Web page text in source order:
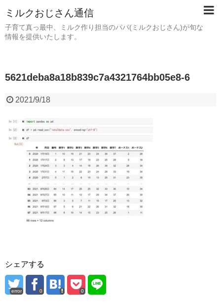
ミルクおじさん通信
子育て真っ最中、ミルク作り担当のパパ(ミルクおじさん)が旬な
情報を提供いたします。
5621deba8a18b839c7a4321764bb05e8-6
2021/9/18
シェアする
error 0 0